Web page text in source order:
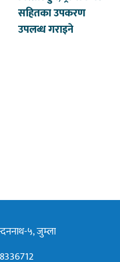
सहितका उपकरण
उपलब्ध गराइने
५, जुम्ला